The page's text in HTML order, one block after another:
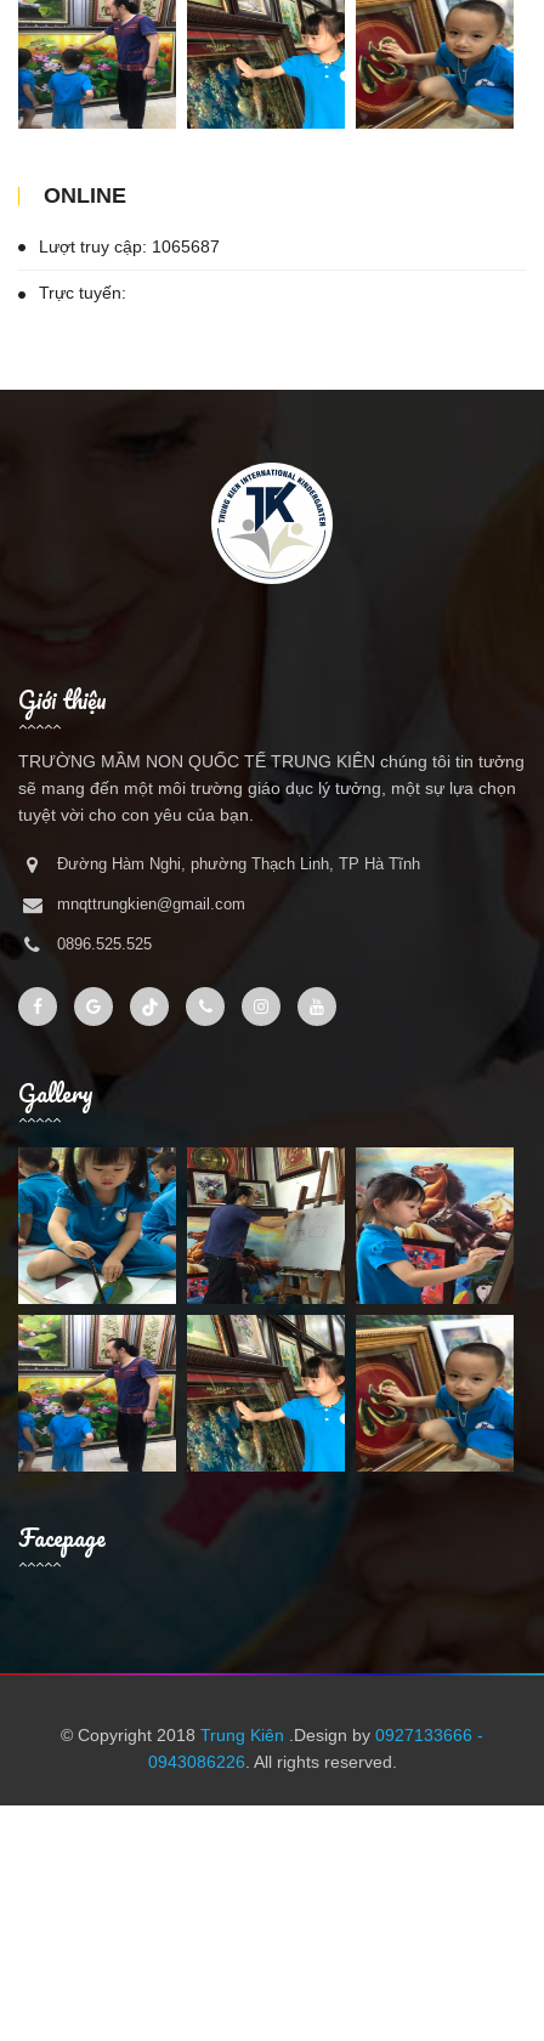
ONLINE
Lượt truy cập: 1065687
Trực tuyến:
Giới thiệu
TRƯỜNG MẦM NON QUỐC TẾ TRUNG KIÊN chúng tôi tin tưởng
sẽ mang đến một môi trường giáo dục lý tưởng, một sự lựa chọn
tuyệt vời cho con yêu của bạn.
Đường Hàm Nghi, phường Thạch Linh, TP Hà Tĩnh
mnqttrungkien@gmail.com
0896.525.525
Gallery
Facepage
© Copyright 2018 Trung Kiên .Design by 0927133666 -
0943086226 . All rights reserved.